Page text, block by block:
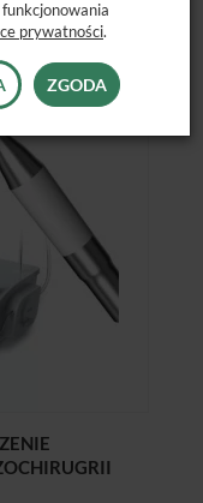
prywatności.
ZGODA